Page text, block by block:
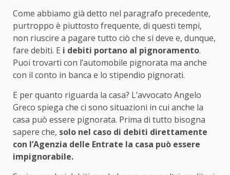
Come abbiamo già detto nel paragrafo precedente,
purtroppo è piuttosto frequente, di questi tempi,
non riuscire a pagare tutto ciò che si deve e, dunque,
fare debiti. E i debiti portano al pignoramento.
Puoi trovarti con l’automobile pignorata ma anche
con il conto in banca e lo stipendio pignorati.
E per quanto riguarda la casa? L’avvocato Angelo
Greco spiega che ci sono situazioni in cui anche la
casa può essere pignorata. Prima di tutto bisogna
sapere che, solo nel caso di debiti direttamente
con l’Agenzia delle Entrate la casa può essere
impignorabile.